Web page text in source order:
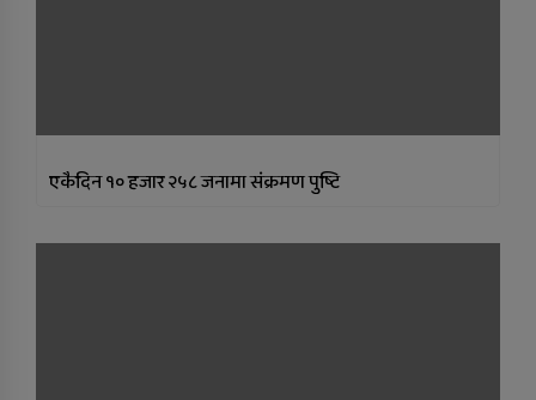
एकैदिन १० हजार २५८ जनामा संक्रमण पुष्टि